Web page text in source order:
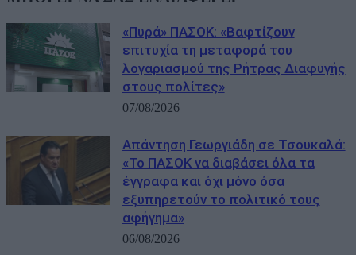
«Πυρά» ΠΑΣΟΚ: «Βαφτίζουν
επιτυχία τη μεταφορά του
λογαριασμού της Ρήτρας Διαφυγής
στους πολίτες»
07/08/2026
Απάντηση Γεωργιάδη σε Τσουκαλά:
«Το ΠΑΣΟΚ να διαβάσει όλα τα
έγγραφα και όχι μόνο όσα
εξυπηρετούν το πολιτικό τους
αφήγημα»
06/08/2026